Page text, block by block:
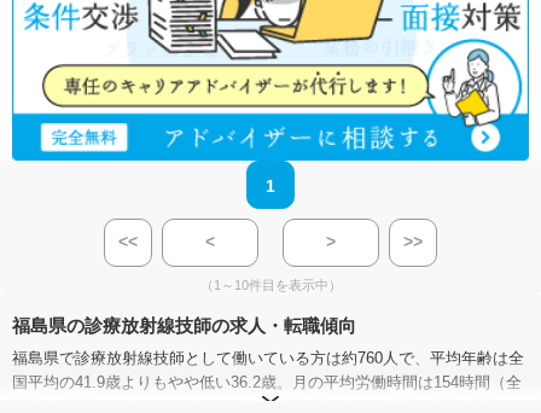
1
<< < > >>
（1～10件目を表示中）
福島県の診療放射線技師の求人・転職傾向
福島県で診療放射線技師として働いている方は約760人で、平均年齢は全
国平均の41.9歳よりもやや低い36.2歳。月の平均労働時間は154時間（全
国比−8時間）となっています。また、福島県における診療放射線技師の